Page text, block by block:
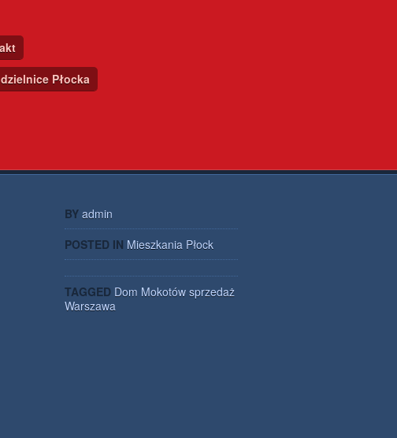
Płocka
BY admin
POSTED IN Mieszkania Płock
TAGGED Dom Mokotów sprzedaż
Warszawa